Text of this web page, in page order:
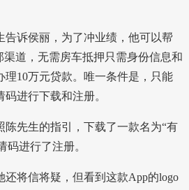
诉侯丽，为了冲业绩，他可以帮
渠道，无需房车抵押只需身份信息和
理10万元贷款。唯一条件是，只能
进行下载和注册。
先生的指引，下载了一款名为“有
码进行了注册。
将信将疑，但看到这款App的logo